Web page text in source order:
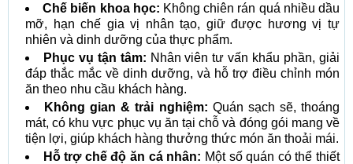
Chế biến khoa học: Không chiên rán quá nhiều dầu
mỡ, hạn chế gia vị nhân tạo, giữ được hương vị tự
nhiên và dinh dưỡng của thực phẩm.
Phục vụ tận tâm: Nhân viên tư vấn khẩu phần, giải
đáp thắc mắc về dinh dưỡng, và hỗ trợ điều chỉnh món
ăn theo nhu cầu khách hàng.
Không gian & trải nghiệm: Quán sạch sẽ, thoáng
mát, có khu vực phục vụ ăn tại chỗ và đóng gói mang về
tiện lợi, giúp khách hàng thưởng thức món ăn thoải mái.
Hỗ trợ chế độ ăn cá nhân: Một số quán có thể thiết